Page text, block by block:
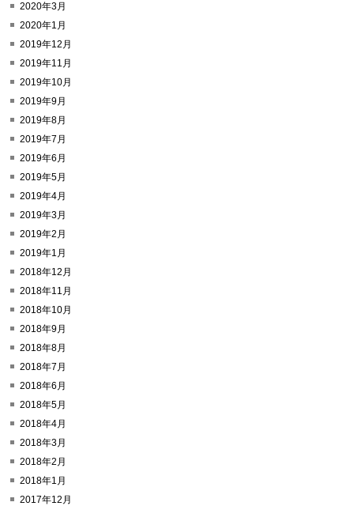
2020年3月
2020年1月
2019年12月
2019年11月
2019年10月
2019年9月
2019年8月
2019年7月
2019年6月
2019年5月
2019年4月
2019年3月
2019年2月
2019年1月
2018年12月
2018年11月
2018年10月
2018年9月
2018年8月
2018年7月
2018年6月
2018年5月
2018年4月
2018年3月
2018年2月
2018年1月
2017年12月